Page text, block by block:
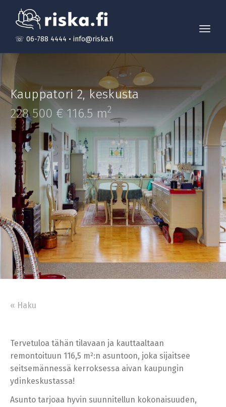
☏ 06-788 4444 • info@riska.fi
Kauppatori 2,keskusta
228 500 € 116.5 m2
« Haku
Tervetuloa tähän tilavaan ja kauttaaltaan
remontoituun 116,5 m²:n asuntoon, joka sijaitsee
seitsemännessä kerroksessa aivan kaupungin
ydinkeskustassa!
Asunto tarjoaa hyvin suunnitellun kokonaisuuden,